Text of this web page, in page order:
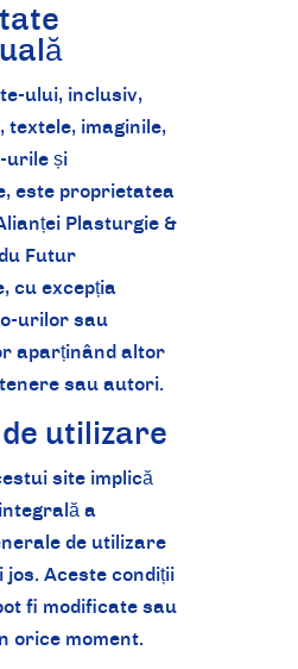
ului, inclusiv,
textele, imaginile,
urile și
este proprietatea
Plasturgie &
Futur
cu excepția
urilor sau
aparținând altor
sau autori.
utilizare
site implică
a
de utilizare
jos. Aceste condiții
fi modificate sau
orice moment.